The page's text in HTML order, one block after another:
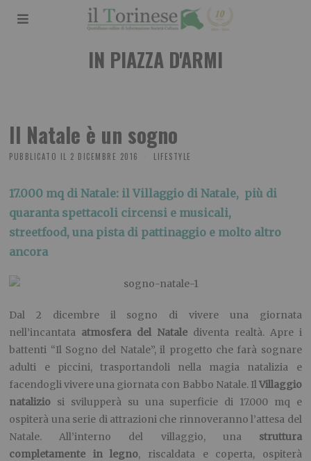
IN PIAZZA D'ARMI
Il Natale è un sogno
PUBBLICATO IL 2 DICEMBRE 2016 LIFESTYLE
17.000 mq di Natale: il Villaggio di Natale, più di
quaranta spettacoli circensi e musicali,
streetfood,una pista di pattinaggio e molto altro
ancora
Dal 2 dicembre il sogno di vivere una giornata
nell’incantata atmosfera del Natale diventa realtà. Apre i
battenti “Il Sogno del Natale”, il progetto che farà sognare
adulti e piccini, trasportandoli nella magia natalizia e
facendogli vivere una giornata con Babbo Natale. IlVillaggio
natalizio si svilupperà su una superficie di 17.000 mq e
ospiterà una serie di attrazioni che rinnoveranno l’attesa del
Natale. All’interno del villaggio, una struttura
completamente in legno, riscaldata e coperta, ospiterà